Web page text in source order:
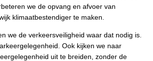
we de opvang en afvoer van
klimaatbestendiger te maken.
we de verkeersveiligheid waar dat nodig is.
Ook kijken we naar
uit te breiden, zonder de